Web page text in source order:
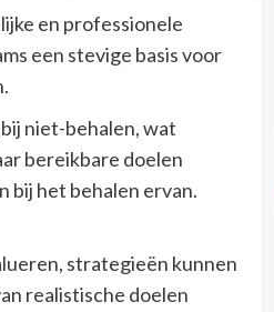
en professionele
een stevige basis voor
niet-behalen, wat
bereikbare doelen
bij het behalen ervan.
strategieën kunnen
realistische doelen